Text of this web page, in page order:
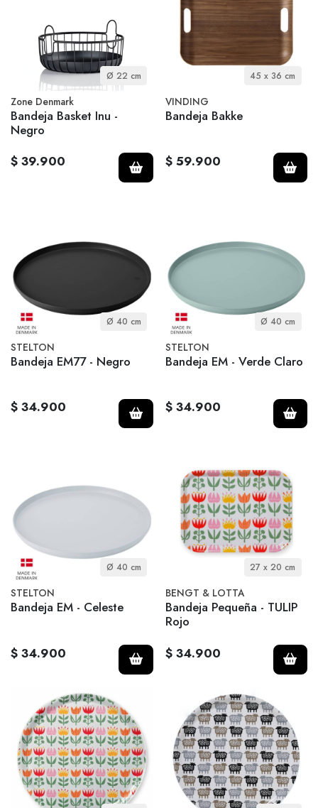
Ø 22 cm
Zone Denmark
Bandeja Basket Inu -
Negro
$ 39.900
45 x 36 cm
VINDING
Bandeja Bakke
$ 59.900
Ø 40 cm
STELTON
Bandeja EM77 - Negro
$ 34.900
Ø 40 cm
STELTON
Bandeja EM - Verde Claro
$ 34.900
Ø 40 cm
STELTON
Bandeja EM - Celeste
$ 34.900
27 x 20 cm
BENGT & LOTTA
Bandeja Pequeña - TULIP
Rojo
$ 34.900